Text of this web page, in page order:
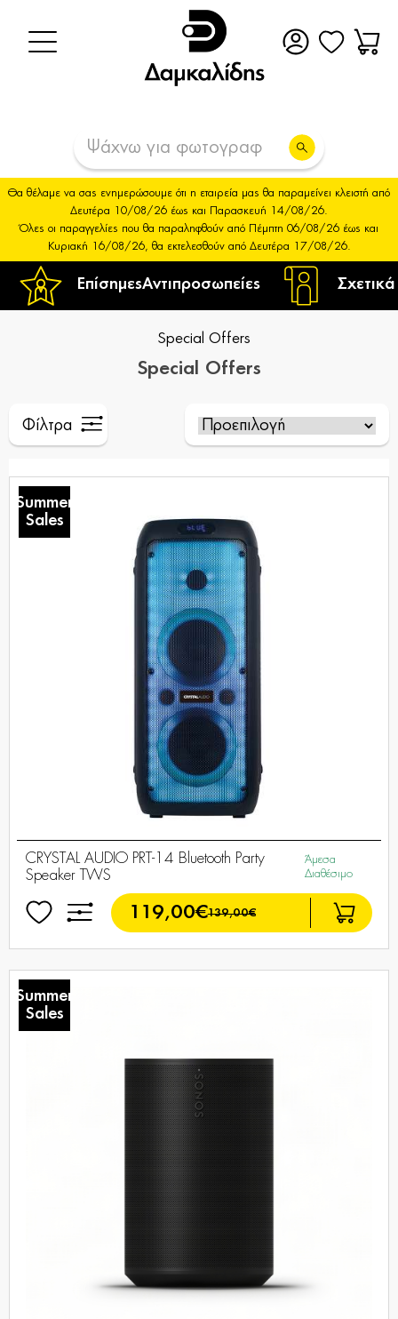
ΕπίσημεςΑντιπροσωπείες
Θα θέλαμε να σας ενημερώσουμε ότι η εταιρεία μας θα παραμείνει κλειστή από
Δευτέρα 10/08/26 έως και Παρασκευή 14/08/26.
Όλες οι παραγγελίες που θα παραληφθούν από Πέμπτη 06/08/26 έως και
Κυριακή 16/08/26, θα εκτελεσθούν από Δευτέρα 17/08/26.
Special Offers
Special Offers
Φίλτρα
Summer
Sales
CRYSTAL AUDIO PRT-14 Bluetooth Party
Speaker TWS
Άμεσα
Διαθέσιμο
119,00€139,00€
Summer
Sales